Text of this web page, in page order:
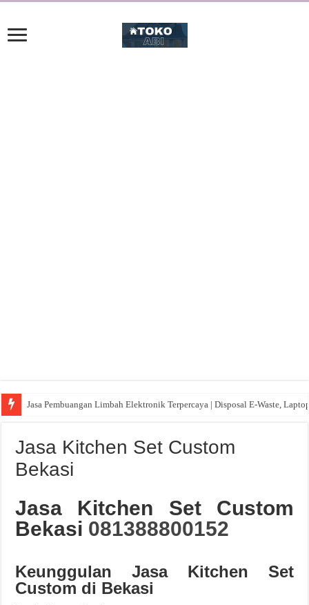
Jasa Pembuangan Limbah Elektronik Terpercaya | Disposal E-Waste,
Jasa Kitchen Set Custom
Bekasi
Jasa Kitchen Set Custom
Bekasi 081388800152
Keunggulan Jasa Kitchen Set
Custom di Bekasi